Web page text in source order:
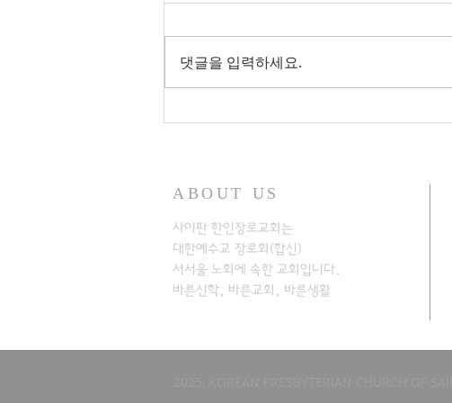
댓글을 입력하세요.
ABOUT US
사이판 한인장로교회는
대한예수교 장로회(합신)
서서울 노회에 속한 교회입니다.
바른신학, 바른교회, 바른생활